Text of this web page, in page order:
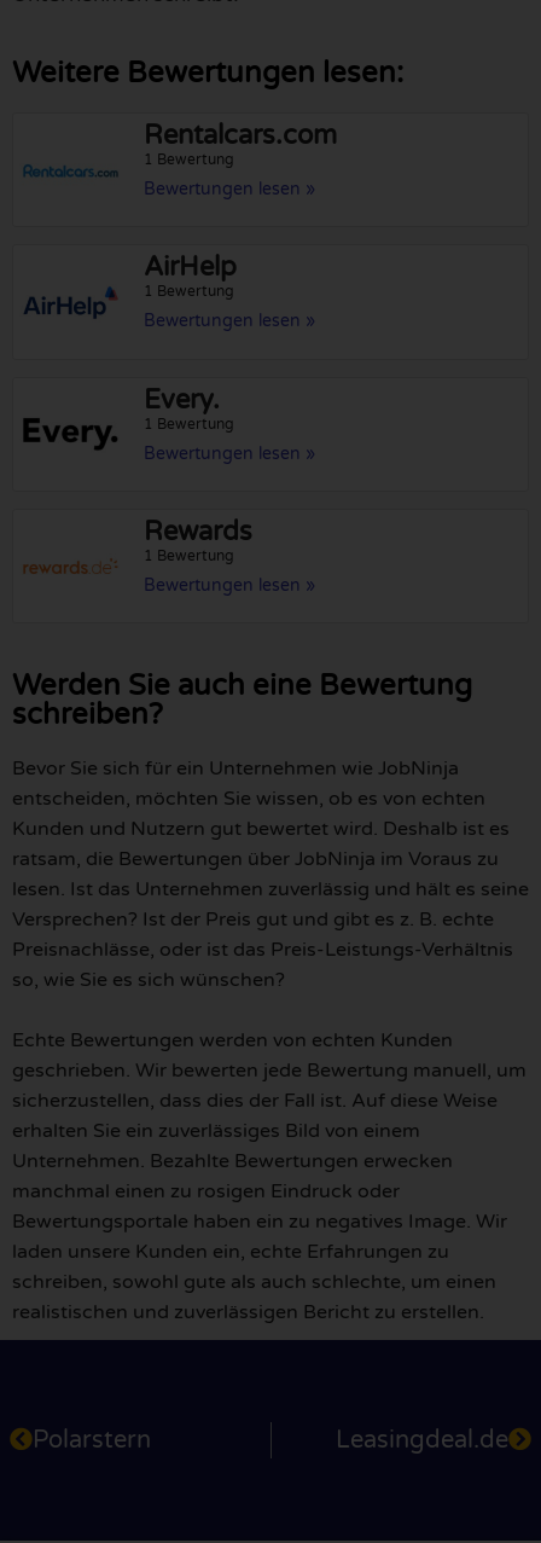
Weitere Bewertungen lesen:
Rentalcars.com
1 Bewertung
Bewertungen lesen »
AirHelp
1 Bewertung
Bewertungen lesen »
Every.
1 Bewertung
Bewertungen lesen »
Rewards
1 Bewertung
Bewertungen lesen »
Werden Sie auch eine Bewertung
schreiben?
Bevor Sie sich für ein Unternehmen wie JobNinja
entscheiden, möchten Sie wissen, ob es von echten
Kunden und Nutzern gut bewertet wird. Deshalb ist es
ratsam, die Bewertungen über JobNinja im Voraus zu
lesen. Ist das Unternehmen zuverlässig und hält es seine
Versprechen? Ist der Preis gut und gibt es z. B. echte
Preisnachlässe, oder ist das Preis-Leistungs-Verhältnis
so, wie Sie es sich wünschen?
Echte Bewertungen werden von echten Kunden
geschrieben. Wir bewerten jede Bewertung manuell, um
sicherzustellen, dass dies der Fall ist. Auf diese Weise
erhalten Sie ein zuverlässiges Bild von einem
Unternehmen. Bezahlte Bewertungen erwecken
manchmal einen zu rosigen Eindruck oder
Bewertungsportale haben ein zu negatives Image. Wir
laden unsere Kunden ein, echte Erfahrungen zu
schreiben, sowohl gute als auch schlechte, um einen
realistischen und zuverlässigen Bericht zu erstellen.
Polarstern Leasingdeal.de